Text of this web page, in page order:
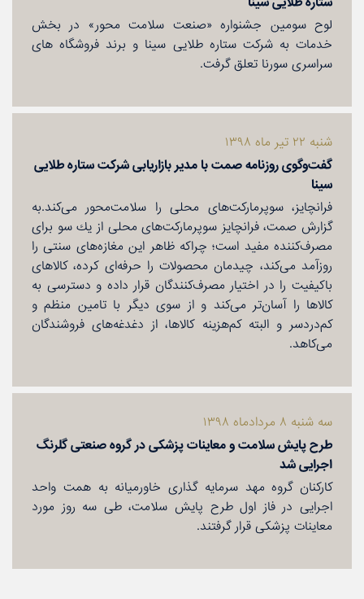
لوح سومین جشنواره «صنعت سلامت محور» در بخش
خدمات به شركت ستاره طلایی سینا و برند فروشگاه های
سراسری سورنا تعلق گرفت.
شنبه ۲۲ تیر ماه ۱۳۹۸
گفت‌وگوی روزنامه صمت با مدیر بازاریابی شركت ستاره طلایی
سینا
فرانچایز، سوپرماركت‌های محلی را سلامت‌محور می‌كند.به
گزارش صمت، فرانچایز سوپرماركت‌های محلی از یك سو برای
مصرف‌كننده مفید است؛ چراكه ظاهر این مغازه‌های سنتی را
روزآمد می‌كند، چیدمان محصولات را حرفه‌ای كرده، كالاهای
باكیفیت را در اختیار مصرف‌كنندگان قرار داده و دسترسی به
كالاها را آسان‌تر می‌كند و از سوی دیگر با تامین منظم و
كم‌دردسر و البته كم‌هزینه كالاها، از دغدغه‌های فروشندگان
می‌كاهد.
سه شنبه ۸ مردادماه ۱۳۹۸
طرح پایش سلامت و معاینات پزشكی در گروه صنعتی گلرنگ
اجرایی شد
كاركنان گروه مهد سرمایه گذاری خاورمیانه به همت واحد
اجرایی در فاز اول طرح پایش سلامت، طی سه روز مورد
معاینات پزشكی قرار گرفتند.